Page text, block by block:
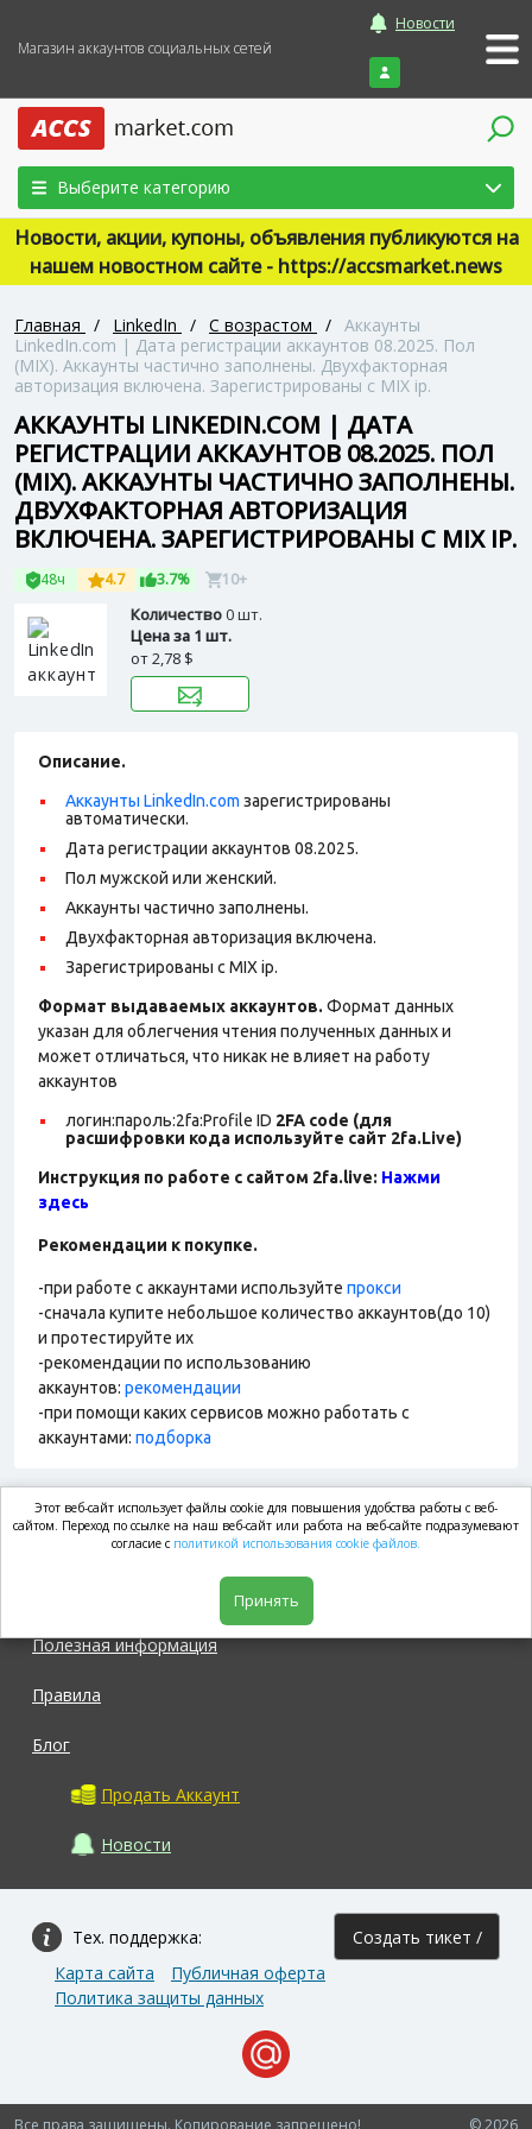
Магазин аккаунтов социальных сетей
Новости
Войти
Выберите категорию
Новости, акции, купоны, объявления публикуются на
нашем новостном сайте - https://accsmarket.news
Главная / LinkedIn / С возрастом / Аккаунты
LinkedIn.com | Дата регистрации аккаунтов 08.2025. Пол
(MIX). Аккаунты частично заполнены. Двухфакторная
авторизация включена. Зарегистрированы с MIX ip.
АККАУНТЫ LINKEDIN.COM | ДАТА
РЕГИСТРАЦИИ АККАУНТОВ 08.2025. ПОЛ
(MIX). АККАУНТЫ ЧАСТИЧНО ЗАПОЛНЕНЫ.
ДВУХФАКТОРНАЯ АВТОРИЗАЦИЯ
ВКЛЮЧЕНА. ЗАРЕГИСТРИРОВАНЫ С MIX IP.
48ч 4.7 3.7% 10+
Количество0 шт.
Цена за 1 шт.
от2,78 $
Описание.
Аккаунты LinkedIn.com зарегистрированы
автоматически.
Дата регистрации аккаунтов 08.2025.
Пол мужской или женский.
Аккаунты частично заполнены.
Двухфакторная авторизация включена.
Зарегистрированы с MIX ip.
Формат выдаваемых аккаунтов. Формат данных
указан для облегчения чтения полученных данных и
может отличаться, что никак не влияет на работу
аккаунтов
логин:пароль:2fa:Profile ID 2FA code (для
расшифровки кода используйте сайт 2fa.Live)
Инструкция по работе с сайтом 2fa.live: Нажми
здесь
Рекомендации к покупке.
-при работе с аккаунтами используйте прокси
-сначала купите небольшое количество аккаунтов(до 10)
и протестируйте их
-рекомендации по использованию
аккаунтов: рекомендации
-при помощи каких сервисов можно работать с
аккаунтами: подборка
market.com
Полезная информация
Правила
Блог
Продать Аккаунт
Новости
Тех. поддержка: Создать тикет /
Карта сайта
Публичная оферта
Политика защиты данных
© 2026
Все права защищены. Копирование запрещено!
Этот веб-сайт использует файлы cookie для повышения удобства работы с веб-
сайтом. Переход по ссылке на наш веб-сайт или работа на веб-сайте подразумевают
согласие с политикой использования cookie файлов.
Принять